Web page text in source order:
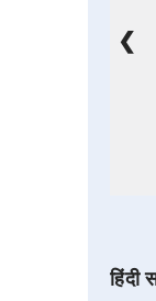
❮
हिंदी